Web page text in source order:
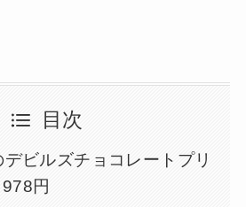
目次
ビルズチョコレートプリ
円